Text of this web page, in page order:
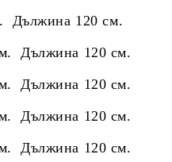
Дължина 120 см.
120 см.
120 см.
Дължина 120 см.
120 см.